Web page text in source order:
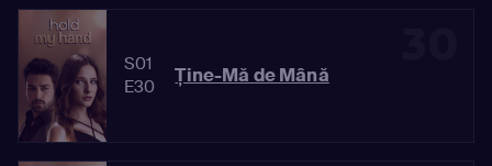
S01
E30
Ține-Mă de Mână